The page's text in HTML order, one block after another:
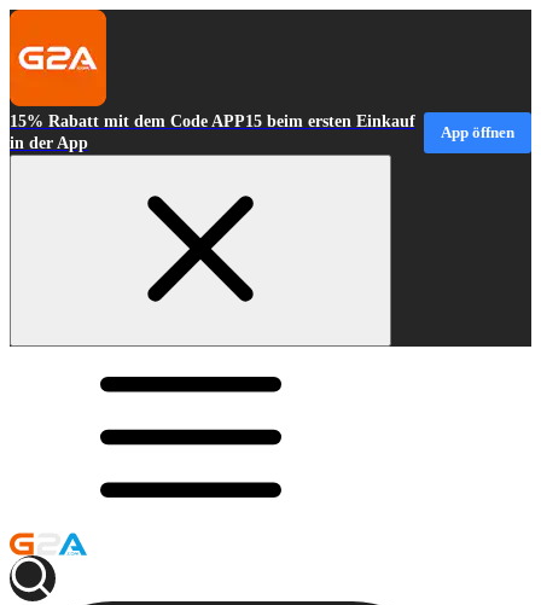
15% Rabatt mit dem Code APP15 beim ersten Einkauf
in der App
App öffnen